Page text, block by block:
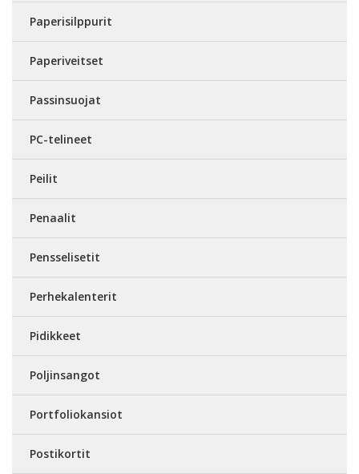
Paperisilppurit
Paperiveitset
Passinsuojat
PC-telineet
Peilit
Penaalit
Pensselisetit
Perhekalenterit
Pidikkeet
Poljinsangot
Portfoliokansiot
Postikortit